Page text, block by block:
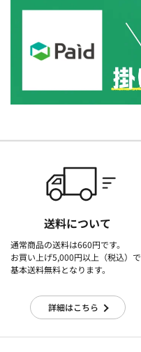
送料について
通常商品の送料は660円です。
お買い上げ5,000円以上（税込）で
基本送料無料となります。
詳細はこちら